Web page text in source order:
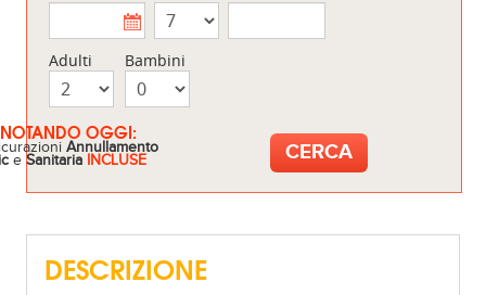
Adulti Bambini
OGGI:
Annullamento
eSanitaria INCLUSE
DESCRIZIONE